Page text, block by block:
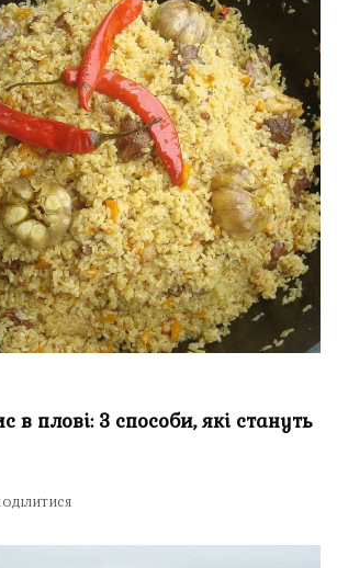
в плові: 3 способи, які стануть